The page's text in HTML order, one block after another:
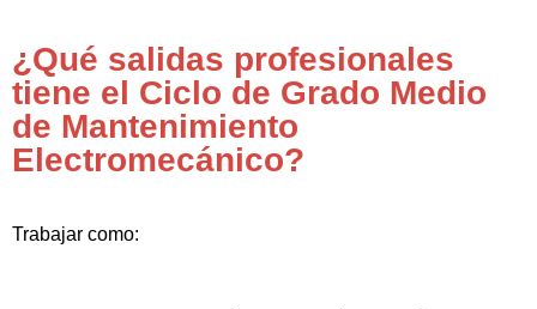
¿Qué salidas profesionales
tiene el Ciclo de Grado Medio
de Mantenimiento
Electromecánico?
Trabajar como: